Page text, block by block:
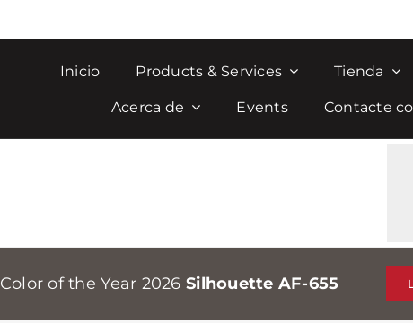
Inicio Products & Services Tienda
Acerca de Events Contacte
Color of the Year 2026 Silhouette AF-655